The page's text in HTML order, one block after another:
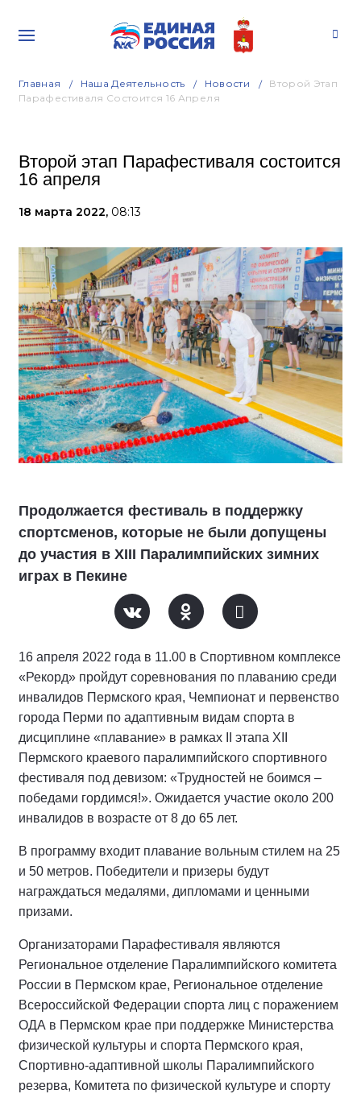
Главная Наша Деятельность Новости
Второй Этап
Парафестиваля Состоится 16 Апреля
Второй этап Парафестиваля состоится
16 апреля
18 марта 2022, 08:13
Продолжается фестиваль в поддержку
спортсменов, которые не были допущены
до участия в XIII Паралимпийских зимних
играх в Пекине
16 апреля 2022 года в 11.00 в Спортивном комплексе
«Рекорд» пройдут соревнования по плаванию среди
инвалидов Пермского края, Чемпионат и первенство
города Перми по адаптивным видам спорта в
дисциплине «плавание» в рамках II этапа XII
Пермского краевого паралимпийского спортивного
фестиваля под девизом: «Трудностей не боимся –
победами гордимся!». Ожидается участие около 200
инвалидов в возрасте от 8 до 65 лет.
В программу входит плавание вольным стилем на 25
и 50 метров. Победители и призеры будут
награждаться медалями, дипломами и ценными
призами.
Организаторами Парафестиваля являются
Региональное отделение Паралимпийского комитета
России в Пермском крае, Региональное отделение
Всероссийской Федерации спорта лиц с поражением
ОДА в Пермском крае при поддержке Министерства
физической культуры и спорта Пермского края,
Спортивно-адаптивной школы Паралимпийского
резерва, Комитета по физической культуре и спорту